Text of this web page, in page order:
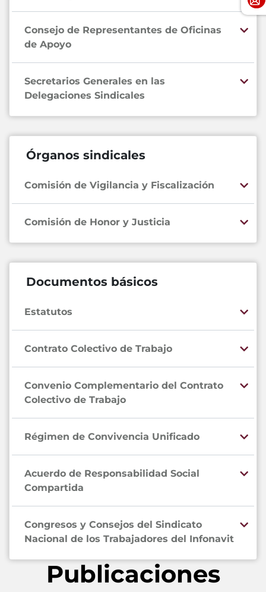
Consejo de Representantes de Oficinas
de Apoyo
Secretarios Generales en las
Delegaciones Sindicales
Órganos sindicales
Comisión de Vigilancia y Fiscalización
Comisión de Honor y Justicia
Documentos básicos
Estatutos
Contrato Colectivo de Trabajo
Convenio Complementario del Contrato
Colectivo de Trabajo
Régimen de Convivencia Unificado
Acuerdo de Responsabilidad Social
Compartida
Congresos y Consejos del Sindicato
Nacional de los Trabajadores del Infonavit
Publicaciones